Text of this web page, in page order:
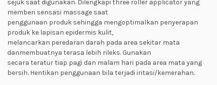
sejuk saat digunakan. Dilengkapi three roller applicator yang
memberi sensasi massage saat
penggunaan produk sehingga mengoptimalkan penyerapan
produk ke lapisan epidermis kulit,
melancarkan peredaran darah pada area sekitar mata
danmembuatnya terasa lebih rileks. Gunakan
secara teratur tiap pagi dan malam hari pada area mata yang
bersih. Hentikan penggunaan bila terjadi iritasi/kemerahan.